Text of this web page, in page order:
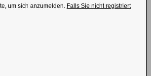
um sich anzumelden. Falls Sie nicht registriert